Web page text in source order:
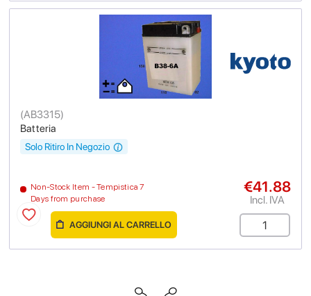
Batteria
(AB3315)
Non-Stock Item - Tempistica 7
Days from purchase
Solo Ritiro In Negozio
€41.88
Incl. IVA
AGGIUNGI AL CARRELLO